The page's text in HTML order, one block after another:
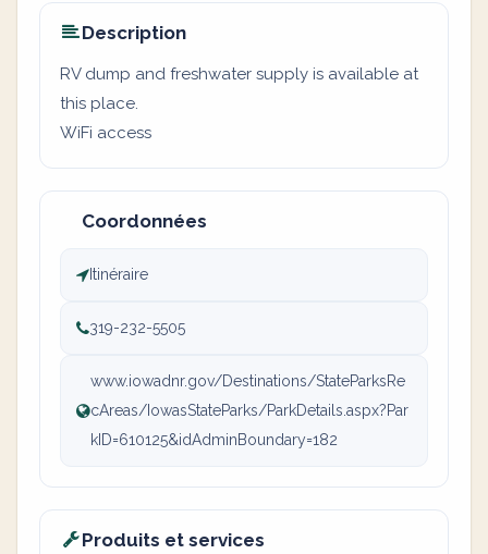
Description
RV dump and freshwater supply is available at
this place.
WiFi access
Coordonnées
Itinéraire
319-232-5505
www.iowadnr.gov/Destinations/StateParksRe
cAreas/IowasStateParks/ParkDetails.aspx?Par
kID=610125&idAdminBoundary=182
Produits et services